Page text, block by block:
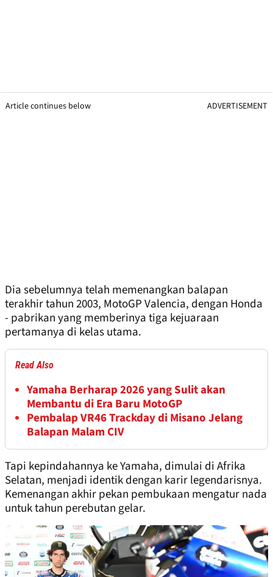
Article continues below ADVERTISEMENT
Dia sebelumnya telah memenangkan balapan
terakhir tahun 2003, MotoGP Valencia, dengan Honda
- pabrikan yang memberinya tiga kejuaraan
pertamanya di kelas utama.
Read Also
Yamaha Berharap 2026 yang Sulit akan
Membantu di Era Baru MotoGP
Pembalap VR46 Trackday di Misano Jelang
Balapan Malam CIV
Tapi kepindahannya ke Yamaha, dimulai di Afrika
Selatan, menjadi identik dengan karir legendarisnya.
Kemenangan akhir pekan pembukaan mengatur nada
untuk tahun perebutan gelar.